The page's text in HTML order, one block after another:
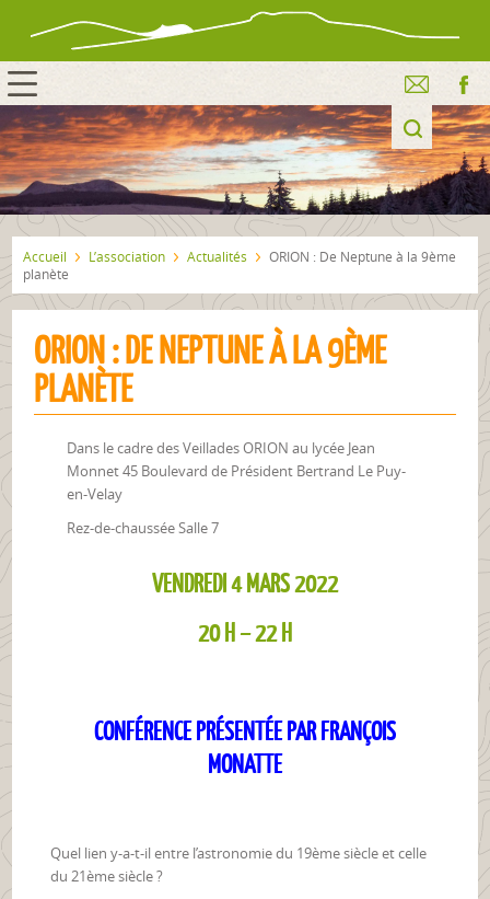
Accueil L’association Actualités
ORION : De Neptune à la 9ème
planète
ORION : DE NEPTUNE À LA 9ÈME
PLANÈTE
Dans le cadre des Veillades ORION au lycée Jean
Monnet 45 Boulevard de Président Bertrand Le Puy-
en-Velay
Rez-de-chaussée Salle 7
VENDREDI 4 MARS 2022
20 H – 22 H
CONFÉRENCE PRÉSENTÉE PAR FRANÇOIS
MONATTE
Quel lien y-a-t-il entre l’astronomie du 19ème siècle et celle
du 21ème siècle ?